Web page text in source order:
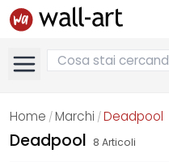
Home / Marchi /Deadpool
Deadpool 8 Articoli